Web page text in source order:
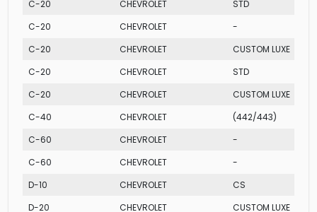
C-20
CHEVROLET
STD
C-20
CHEVROLET
-
C-20
CHEVROLET
CUSTOM LUXE
C-20
CHEVROLET
STD
C-20
CHEVROLET
CUSTOM LUXE
C-40
CHEVROLET
(442/443)
C-60
CHEVROLET
-
C-60
CHEVROLET
-
D-10
CHEVROLET
CS
D-20
CHEVROLET CUSTOM LUXE